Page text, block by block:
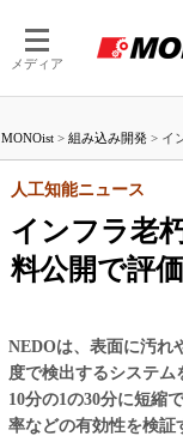
メディア
MONOist > 組み込み開発 > イ
インフラ老
料公開で評
人工知能ニュース
NEDOは、表面に汚れ
度で検出するシステム
10分の1の30分に短縮
率などの有効性を検証